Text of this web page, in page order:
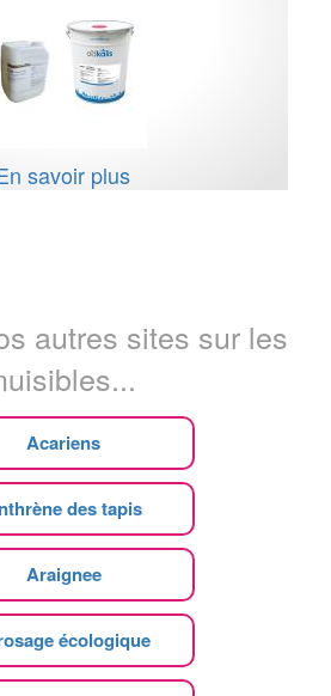
savoir plus
autres sites sur les
Acariens
des tapis
Araignee
écologique